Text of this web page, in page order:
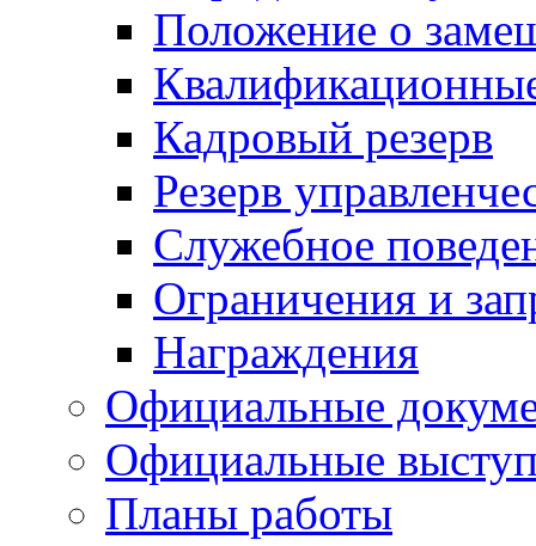
Положение о
Кадровый резерв
Резерв
Служебное
Ограничения и
Награждения
Официальные
Официальные
Планы работы